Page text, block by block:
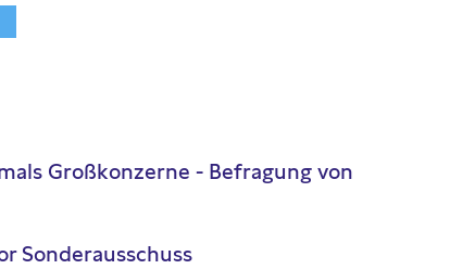
Großkonzerne - Befragung von
Sonderausschuss